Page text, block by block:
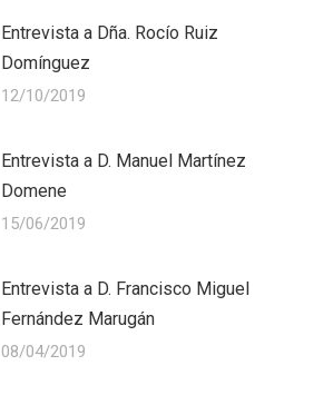
Entrevista a Dña. Rocío Ruiz
Domínguez
12/10/2019
Entrevista a D. Manuel Martínez
Domene
15/06/2019
Entrevista a D. Francisco Miguel
Fernández Marugán
08/04/2019